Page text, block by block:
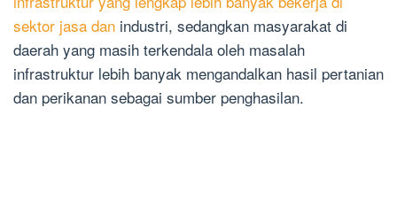
sektor jasa dan industri, sedangkan masyarakat di
daerah yang masih terkendala oleh masalah
infrastruktur lebih banyak mengandalkan hasil pertanian
dan perikanan sebagai sumber penghasilan.